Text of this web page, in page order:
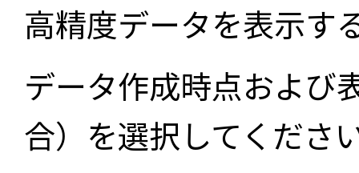
高精度データを表示す
データ作成時点および
合）を選択してくださ